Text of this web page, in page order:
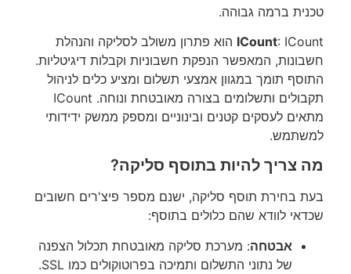
טכנית ברמה גבוהה.
ICount : ICount הוא פתרון משולב לסליקה והנהלת
חשבונות, המאפשר הנפקת חשבוניות וקבלות דיגיטליות.
התוסף תומך במגוון אמצעי תשלום ומציע כלים לניהול
תקבולים ותשלומים בצורה מאובטחת ונוחה. ICount
מתאים לעסקים קטנים ובינוניים ומספק ממשק ידידותי
למשתמש.
מה צריך להיות בתוסף סליקה?
בעת בחירת תוסף סליקה, ישנם מספר פיצ'רים חשובים
שכדאי לוודא שהם כלולים בתוסף:
אבטחה: מערכת סליקה מאובטחת תכלול הצפנה
של נתוני התשלום ותמיכה בפרוטוקולים כמו SSL.